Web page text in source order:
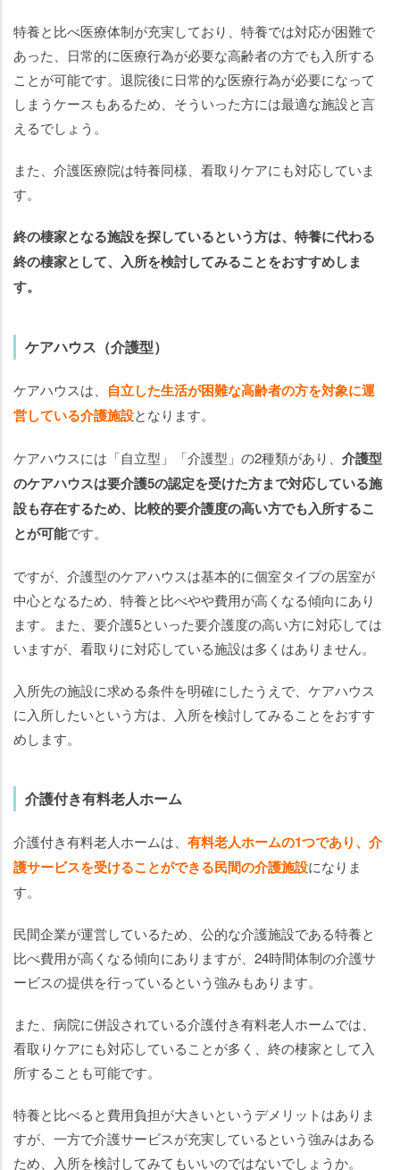
特養と比べ医療体制が充実しており、特養では対応が困難で
あった、日常的に医療行為が必要な高齢者の方でも入所する
ことが可能です。退院後に日常的な医療行為が必要になって
しまうケースもあるため、そういった方には最適な施設と言
えるでしょう。
また、介護医療院は特養同様、看取りケアにも対応していま
す。
終の棲家となる施設を探しているという方は、特養に代わる
終の棲家として、入所を検討してみることをおすすめしま
す。
ケアハウス（介護型）
ケアハウスは、 自立した生活が困難な高齢者の方を対象に運
営している介護施設となります。
ケアハウスには「自立型」「介護型」の2種類があり、 介護型
のケアハウスは要介護5の認定を受けた方まで対応している施
設も存在するため、比較的要介護度の高い方でも入所するこ
とが可能です。
ですが、介護型のケアハウスは基本的に個室タイプの居室が
中心となるため、特養と比べやや費用が高くなる傾向にあり
ます。また、要介護5といった要介護度の高い方に対応しては
いますが、看取りに対応している施設は多くはありません。
入所先の施設に求める条件を明確にしたうえで、ケアハウス
に入所したいという方は、入所を検討してみることをおすす
めします。
介護付き有料老人ホーム
介護付き有料老人ホームは、 有料老人ホームの1つであり、介
護サービスを受けることができる民間の介護施設になりま
す。
民間企業が運営しているため、公的な介護施設である特養と
比べ費用が高くなる傾向にありますが、24時間体制の介護サ
ービスの提供を行っているという強みもあります。
また、病院に併設されている介護付き有料老人ホームでは、
看取りケアにも対応していることが多く、終の棲家として入
所することも可能です。
特養と比べると費用負担が大きいというデメリットはありま
すが、一方で介護サービスが充実しているという強みはある
ため、入所を検討してみてもいいのではないでしょうか。